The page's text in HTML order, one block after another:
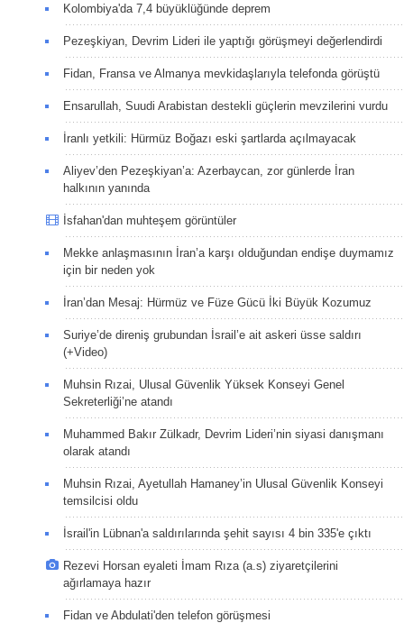
Kolombiya'da 7,4 büyüklüğünde deprem
Pezeşkiyan, Devrim Lideri ile yaptığı görüşmeyi değerlendirdi
Fidan, Fransa ve Almanya mevkidaşlarıyla telefonda görüştü
Ensarullah, Suudi Arabistan destekli güçlerin mevzilerini vurdu
İranlı yetkili: Hürmüz Boğazı eski şartlarda açılmayacak
Aliyev’den Pezeşkiyan’a: Azerbaycan, zor günlerde İran
halkının yanında
İsfahan'dan muhteşem görüntüler
Mekke anlaşmasının İran’a karşı olduğundan endişe duymamız
için bir neden yok
İran’dan Mesaj: Hürmüz ve Füze Gücü İki Büyük Kozumuz
Suriye’de direniş grubundan İsrail’e ait askeri üsse saldırı
(+Video)
Muhsin Rızai, Ulusal Güvenlik Yüksek Konseyi Genel
Sekreterliği’ne atandı
Muhammed Bakır Zülkadr, Devrim Lideri’nin siyasi danışmanı
olarak atandı
Muhsin Rızai, Ayetullah Hamaney’in Ulusal Güvenlik Konseyi
temsilcisi oldu
İsrail'in Lübnan'a saldırılarında şehit sayısı 4 bin 335'e çıktı
Rezevi Horsan eyaleti İmam Rıza (a.s) ziyaretçilerini
ağırlamaya hazır
Fidan ve Abdulati'den telefon görüşmesi